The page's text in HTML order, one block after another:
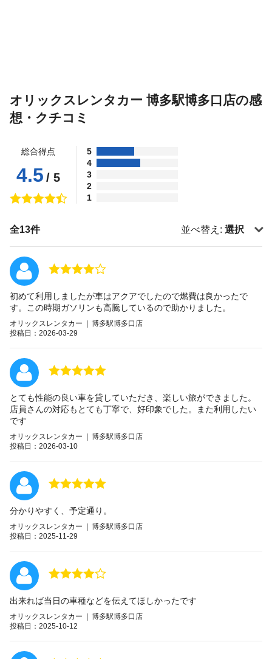
オリックスレンタカー 博多駅博多口店の感
想・クチコミ
総合得点
4.5 / 5
5
4
3
2
1
全13件 並べ替え: 選択
初めて利用しましたが車はアクアでしたので燃費は良かったで
す。この時期ガソリンも高騰しているので助かりました。
オリックスレンタカー | 博多駅博多口店
投稿日：2026-03-29
とても性能の良い車を貸していただき、楽しい旅ができました。
店員さんの対応もとても丁寧で、好印象でした。また利用したい
です
オリックスレンタカー | 博多駅博多口店
投稿日：2026-03-10
分かりやすく、予定通り。
オリックスレンタカー | 博多駅博多口店
投稿日：2025-11-29
出来れば当日の車種などを伝えてほしかったです
オリックスレンタカー | 博多駅博多口店
投稿日：2025-10-12